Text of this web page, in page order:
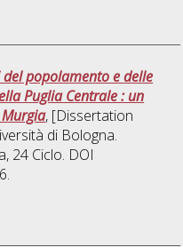
del popolamento e delle
Puglia Centrale : un
, [Dissertation
di Bologna.
, 24 Ciclo. DOI